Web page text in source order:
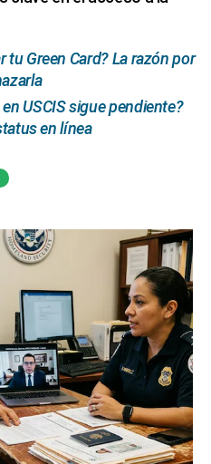
tu Green Card? La razón por
USCIS sigue pendiente?
en línea